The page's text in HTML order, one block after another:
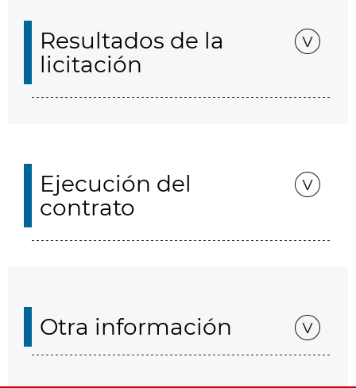
Resultados de la
licitación
Ejecución del
contrato
Otra información